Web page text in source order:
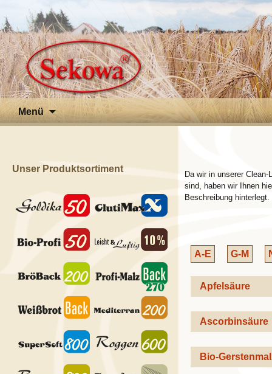
Menü
Zum
Inhalt
Da wir in unserer
sind, haben wir Ihnen
Beschreibung hinterlegt.
A-E G-M
Apfelsäure
Ascorbinsäure
Bio-
Unser Produktsortiment